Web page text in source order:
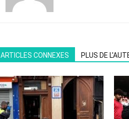
ARTICLES CONNEXES PLUS DE